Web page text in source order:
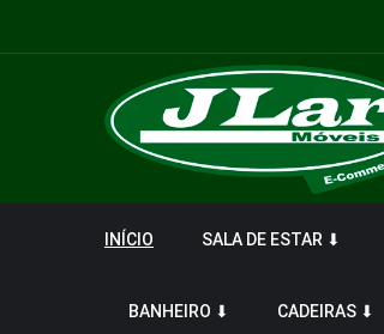
INÍCIO SALA DE ESTAR ⬇
BANHEIRO ⬇ CADEIRAS ⬇